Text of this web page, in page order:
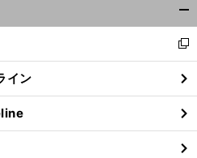
閉
る
新
し
い
ウ
ィ
ン
ド
イン